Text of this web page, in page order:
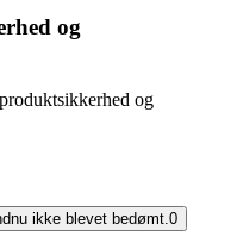
og
og
ikke blevet bedømt.0